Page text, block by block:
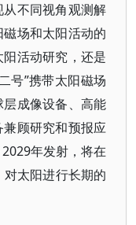
不同视角观测解
场和太阳活动的
活动研究，还是
号”携带太阳磁场
成像设备、高能
顾研究和预报应
年发射，将在
太阳进行长期的